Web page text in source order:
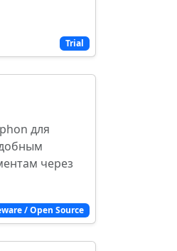
Trial
/ Open Source
для
через